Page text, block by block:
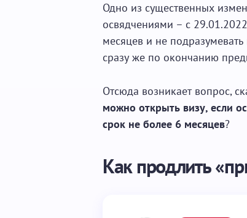
Одно из существенных
освядчениями – с
месяцев и не
сразу же по окончанию
Отсюда возникает вопрос,
можно открыть визу, если
срок не более 6 месяцев?
Как продлить